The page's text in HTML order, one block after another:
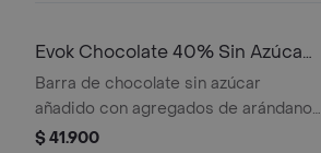
Evok Chocolate 40% Sin Azúca
Barra x100g
Barra de chocolate sin azúcar
añadido con agregados de arándanos
y granada al 40 % de cacao por 100
$ 41.900